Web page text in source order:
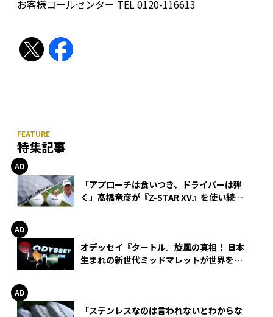
お客様コールセンター TEL 0120-116613
特集記事
「アプローチは食いつき、ドライバーは弾
く」髙橋竜彦が『Z-STAR XV』を使い続け
オデッセイ『タートル』旋風の真相！ 日本
生まれの新世代ミッドマレットが世界を席
「ステンレスなのは言われないとわからな